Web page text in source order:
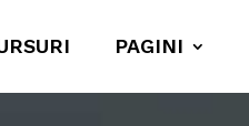
PAGINI